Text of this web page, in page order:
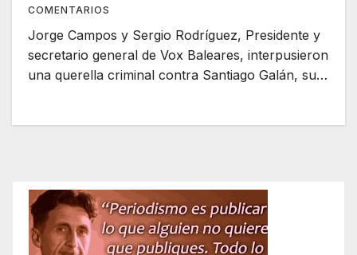
COMENTARIOS
Jorge Campos y Sergio Rodríguez, Presidente y
secretario general de Vox Baleares, interpusieron
una querella criminal contra Santiago Galán, su…